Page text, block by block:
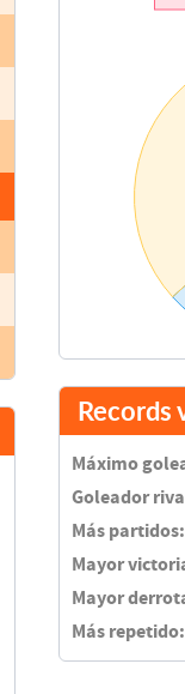
Records
Máximo
Goleador
Más partidos:
Mayor
Mayor
Más repetido: